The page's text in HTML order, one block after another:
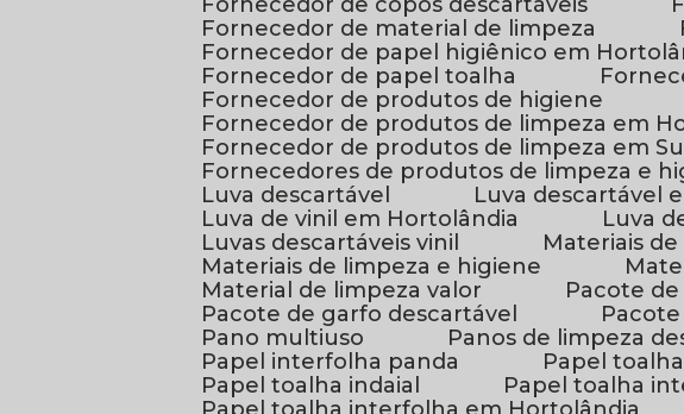
Fornecedor de material de limpeza
Fornecedor de papel higiênico em
Fornecedor de papel toalha
Fornecedor de produtos de higiene
Fornecedor de produtos de limpeza em
Fornecedor de produtos de limpeza em
Fornecedores de produtos de limpeza e
Luva descartável
Luva descartável
Luva de vinil em Hortolândia
Luva
Luvas descartáveis vinil
Materiais
Materiais de limpeza e higiene
Material de limpeza valor
Pacote
Pacote de garfo descartável
Pano multiuso
Panos de limpeza
Papel interfolha panda
Papel
Papel toalha indaial
Papel toalha